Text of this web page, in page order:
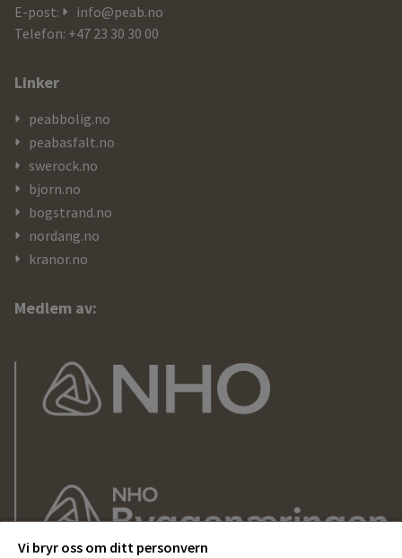
E-post:
info@peab.no
Telefon: +47 23 30 30 00
Linker
peabbolig.no
peabasfalt.no
swerock.no
bjorn.no
bogstrand.no
nordang.no
kranor.no
Medlem av:
Vi bryr oss om ditt personvern